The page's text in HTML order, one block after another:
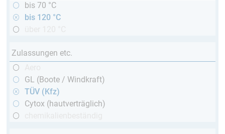
bis 70 °C
bis 120 °C
Zulassungen etc.
GL (Boote / Windkraft)
TÜV (Kfz)
Cytox (hautverträglich)